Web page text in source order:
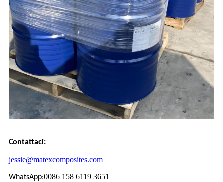
Contattaci:
jessie@matexcomposites.com
WhatsApp:0086 158 6119 3651